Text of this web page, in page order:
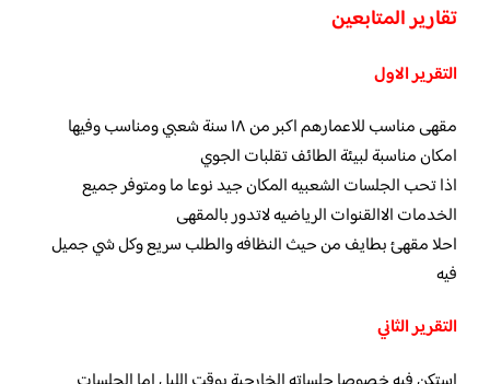
تقارير المتابعين
التقرير الاول
مقهى مناسب للاعمارهم اكبر من ١٨ سنة شعبي ومناسب وفيها
امكان مناسبة لبيئة الطائف تقلبات الجوي
اذا تحب الجلسات الشعبيه المكان جيد نوعا ما ومتوفر جميع
الخدمات الاالقنوات الرياضيه لاتدور بالمقهى
احلا مقهئ بطايف من حيث النظافه والطلب سريع وكل شي جميل
فيه
التقرير الثاني